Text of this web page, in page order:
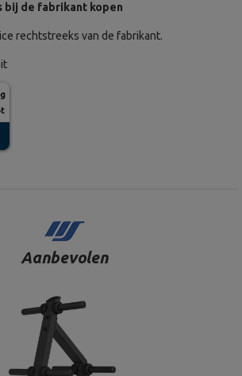
bij de fabrikant kopen
rechtstreeks van de fabrikant.
Aanbevolen